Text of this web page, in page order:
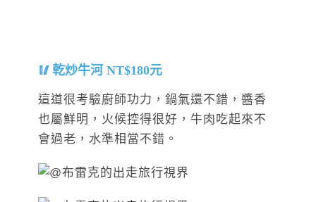
乾炒牛河 NT$180元
這道很考驗廚師功力，鍋氣還不錯，醬香
也屬鮮明，火候控得很好，牛肉吃起來不
會過老，水準相當不錯。